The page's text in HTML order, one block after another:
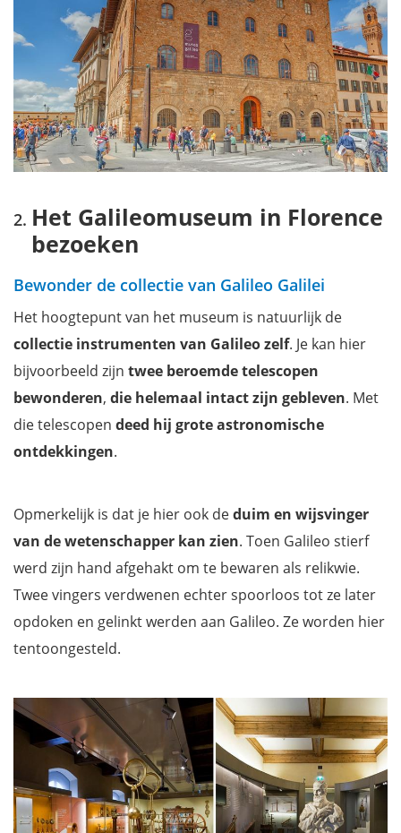
Het Galileomuseum in Florence
bezoeken
Bewonder de collectie van Galileo Galilei
Het hoogtepunt van het museum is natuurlijk de
collectie instrumenten van Galileo zelf. Je kan hier
bijvoorbeeld zijn twee beroemde telescopen
bewonderen, die helemaal intact zijn gebleven. Met
die telescopen deed hij groteastronomische
ontdekkingen.
Opmerkelijk is dat je hier ook deduim en wijsvinger
van de wetenschapper kan zien. Toen Galileo stierf
werd zijn hand afgehakt om te bewaren als relikwie.
Twee vingers verdwenen echter spoorloos tot ze later
opdoken en gelinkt werden aan Galileo. Ze worden hier
tentoongesteld.